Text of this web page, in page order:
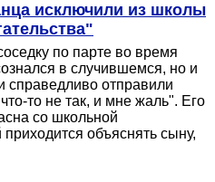
исключили из школы
по парте во время
в случившемся, но и
справедливо отправили
то не так, и мне жаль". Его
со школьной
объяснять сыну,